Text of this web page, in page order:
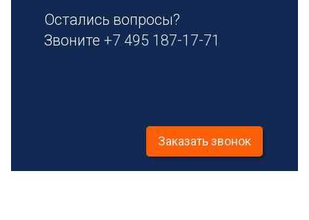
Остались вопросы?
Звоните +7 495 187-17-71
Заказать звонок